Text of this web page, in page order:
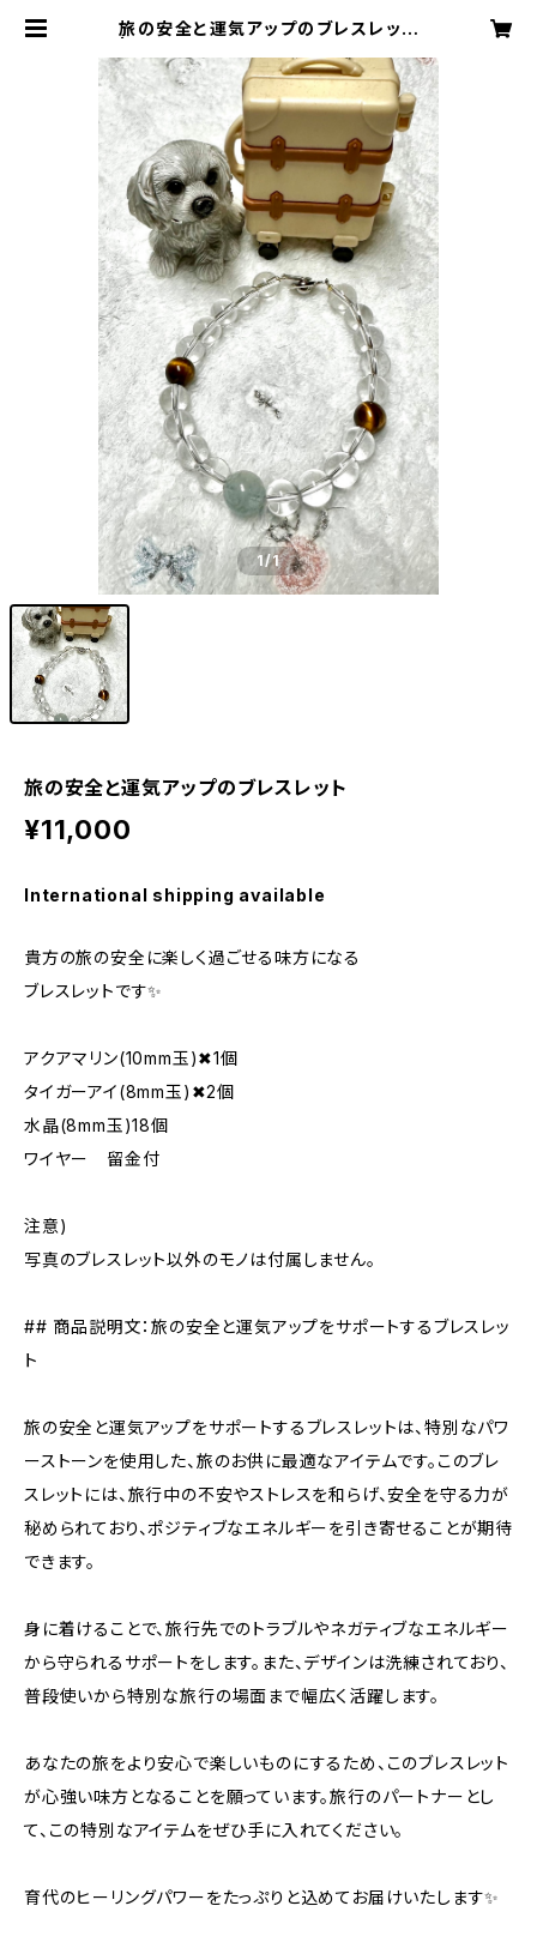
旅の安全と運気アップのブレスレット
inal art shop
1/1
旅の安全と運気アップのブレスレット
¥11,000
International shipping available
貴方の旅の安全に楽しく過ごせる味方になる
ブレスレットです✨
アクアマリン(10mm玉)✖︎1個
タイガーアイ(8mm玉)✖︎2個
水晶(8mm玉)18個
ワイヤー 留金付
注意)
写真のブレスレット以外のモノは付属しません。
## 商品説明文：旅の安全と運気アップをサポートするブレスレッ
ト
旅の安全と運気アップをサポートするブレスレットは、特別なパワ
ーストーンを使用した、旅のお供に最適なアイテムです。このブレ
スレットには、旅行中の不安やストレスを和らげ、安全を守る力が
秘められており、ポジティブなエネルギーを引き寄せることが期待
できます。
身に着けることで、旅行先でのトラブルやネガティブなエネルギー
から守られるサポートをします。また、デザインは洗練されており、
普段使いから特別な旅行の場面まで幅広く活躍します。
あなたの旅をより安心で楽しいものにするため、このブレスレット
が心強い味方となることを願っています。旅行のパートナーとし
て、この特別なアイテムをぜひ手に入れてください。
育代のヒーリングパワーをたっぷりと込めてお届けいたします✨